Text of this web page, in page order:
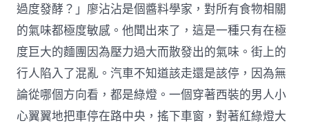
過度發酵？」廖沾沾是個醬料學家，對所有食物相關
的氣味都極度敏感。他聞出來了，這是一種只有在極
度巨大的麵團因為壓力過大而散發出的氣味。街上的
行人陷入了混亂。汽車不知道該走還是該停，因為無
論從哪個方向看，都是綠燈。一個穿著西裝的男人小
心翼翼地把車停在路中央，搖下車窗，對著紅綠燈大